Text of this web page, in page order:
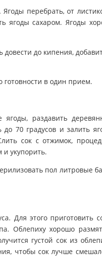
перебрать, от
ягоды сахаром. Ягоды
довести до кипения,
в один прием.
раздавить
70 градусов и залить
сок с отжимок,
и укупорить.
пол литровые
Для этого приготовить
Облепиху хорошо
густой сок из
чтобы сок лучше